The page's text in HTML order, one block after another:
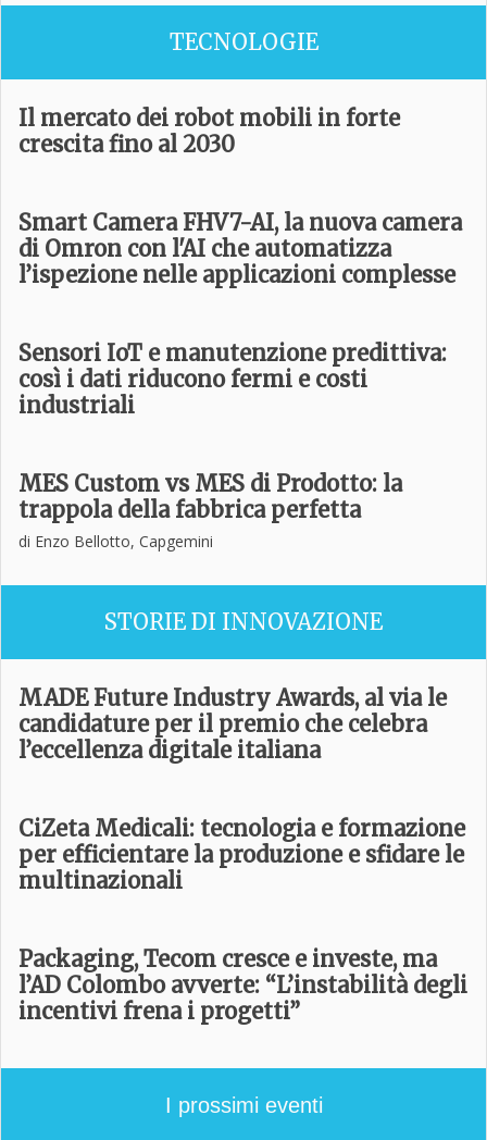
TECNOLOGIE
Il mercato dei robot mobili in forte
crescita fino al 2030
Smart Camera FHV7-AI, la nuova camera
di Omron con l'AI che automatizza
l’ispezione nelle applicazioni complesse
Sensori IoT e manutenzione predittiva:
così i dati riducono fermi e costi
industriali
MES Custom vs MES di Prodotto: la
trappola della fabbrica perfetta
di Enzo Bellotto, Capgemini
STORIE DI INNOVAZIONE
MADE Future Industry Awards, al via le
candidature per il premio che celebra
l’eccellenza digitale italiana
CiZeta Medicali: tecnologia e formazione
per efficientare la produzione e sfidare le
multinazionali
Packaging, Tecom cresce e investe, ma
l’AD Colombo avverte: “L’instabilità degli
incentivi frena i progetti”
I prossimi eventi